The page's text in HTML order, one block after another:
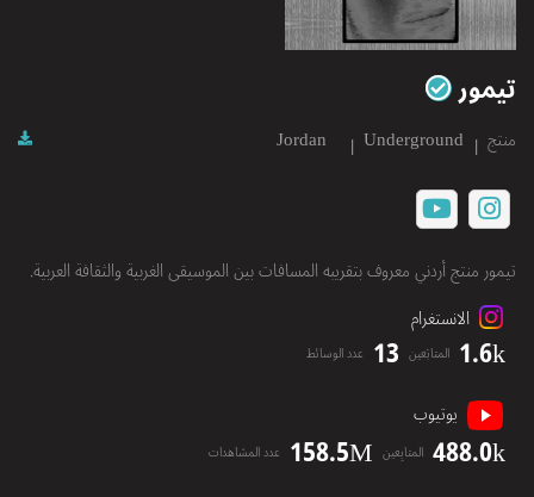
تيمور
منتج Underground
Jordan
تيمور منتج أردني معروف بتقريبه المسافات بين الموسيقى الغربية والثقافة العربية.
الانستغرام
1.6k المتابَعين 13 عدد الوسائط
يوتيوب
488.0k المتابِعين 158.5M عدد المشاهدات